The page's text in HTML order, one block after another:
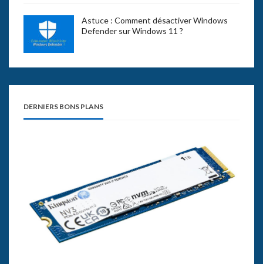
Astuce : Comment désactiver Windows
Defender sur Windows 11 ?
DERNIERS BONS PLANS